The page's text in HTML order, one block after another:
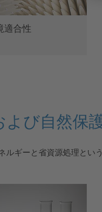
適合性
よび自然保
ルギーと省資源処理とい